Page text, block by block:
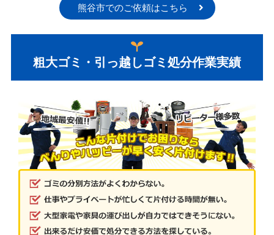
熊谷市でのご依頼はこちら
粗大ゴミ・引っ越しゴミ処分作業実績